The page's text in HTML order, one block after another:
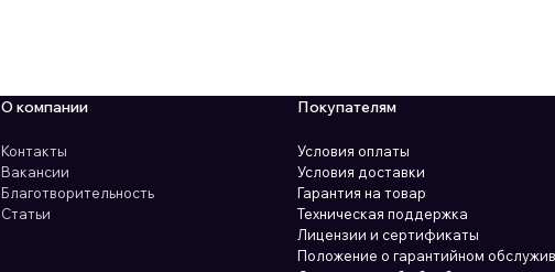
О компании
Контакты
Вакансии
Благотворительность
Статьи
Покупателям
Условия оплаты
Условия доставки
Гарантия на товар
Техническая поддержка
Лицензии и сертификаты
Положение о гарантийном